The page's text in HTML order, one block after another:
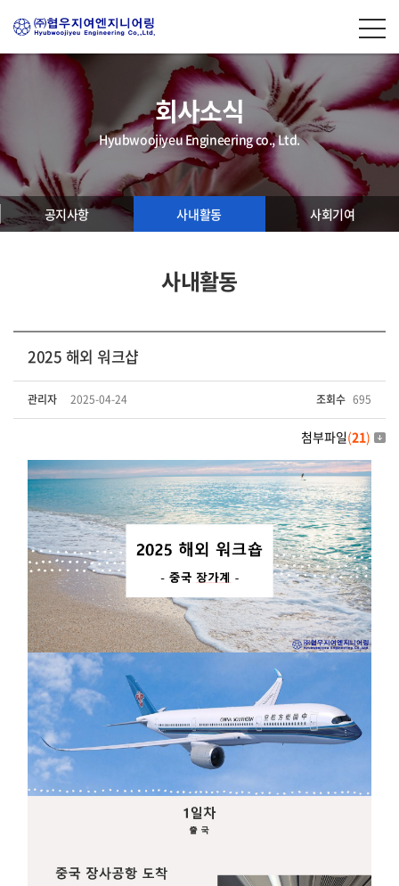
회사소식
Hyubwoojiyeu Engineering co., Ltd.
공지사항 사내활동 사회기여
사내활동
2025 해외 워크샵
관리자 2025-04-24 조회수 695
첨부파일(21)